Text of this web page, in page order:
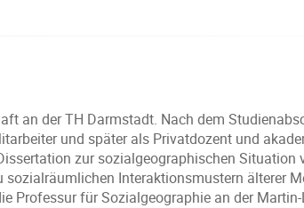
an der TH Darmstadt. Nach dem
und später als Privatdozent und
zur sozialgeographischen Situation
Interaktionsmustern älterer
Professur für Sozialgeographie an der